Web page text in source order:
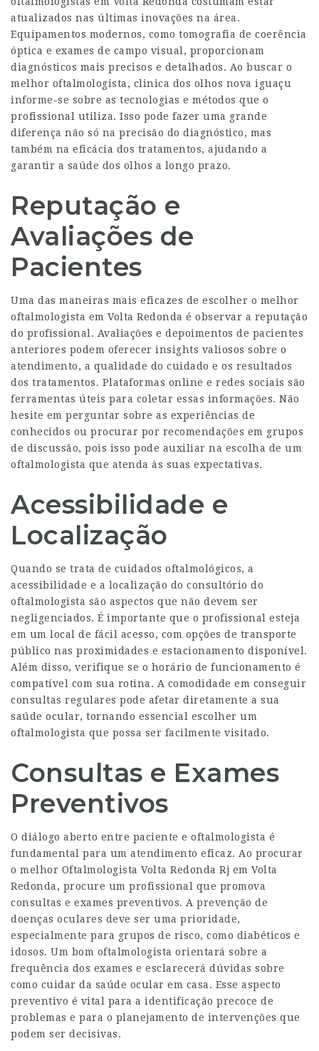
atualizados nas últimas inovações na área.
Equipamentos modernos, como tomografia de coerência
óptica e exames de campo visual, proporcionam
diagnósticos mais precisos e detalhados. Ao buscar o
melhor oftalmologista, clinica dos olhos nova iguaçu
informe-se sobre as tecnologias e métodos que o
profissional utiliza. Isso pode fazer uma grande
diferença não só na precisão do diagnóstico, mas
também na eficácia dos tratamentos, ajudando a
garantir a saúde dos olhos a longo prazo.
Reputação e
Avaliações de
Pacientes
Uma das maneiras mais eficazes de escolher o melhor
oftalmologista em Volta Redonda é observar a reputação
do profissional. Avaliações e depoimentos de pacientes
anteriores podem oferecer insights valiosos sobre o
atendimento, a qualidade do cuidado e os resultados
dos tratamentos. Plataformas online e redes sociais são
ferramentas úteis para coletar essas informações. Não
hesite em perguntar sobre as experiências de
conhecidos ou procurar por recomendações em grupos
de discussão, pois isso pode auxiliar na escolha de um
oftalmologista que atenda às suas expectativas.
Acessibilidade e
Localização
Quando se trata de cuidados oftalmológicos, a
acessibilidade e a localização do consultório do
oftalmologista são aspectos que não devem ser
negligenciados. É importante que o profissional esteja
em um local de fácil acesso, com opções de transporte
público nas proximidades e estacionamento disponível.
Além disso, verifique se o horário de funcionamento é
compatível com sua rotina. A comodidade em conseguir
consultas regulares pode afetar diretamente a sua
saúde ocular, tornando essencial escolher um
oftalmologista que possa ser facilmente visitado.
Consultas e Exames
Preventivos
O diálogo aberto entre paciente e oftalmologista é
fundamental para um atendimento eficaz. Ao procurar
o melhor Oftalmologista Volta Redonda Rj em Volta
Redonda, procure um profissional que promova
consultas e exames preventivos. A prevenção de
doenças oculares deve ser uma prioridade,
especialmente para grupos de risco, como diabéticos e
idosos. Um bom oftalmologista orientará sobre a
frequência dos exames e esclarecerá dúvidas sobre
como cuidar da saúde ocular em casa. Esse aspecto
preventivo é vital para a identificação precoce de
problemas e para o planejamento de intervenções que
podem ser decisivas.